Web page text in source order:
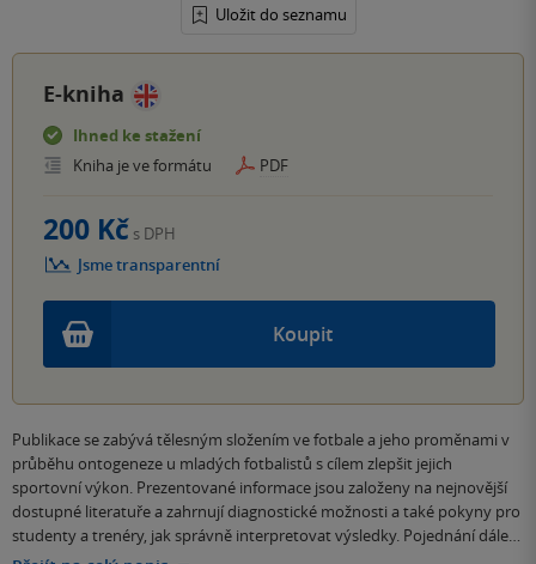
Uložit do seznamu
E-kniha
Ihned ke stažení
Kniha je ve formátu
PDF
Koupit
200 Kč s DPH
Jsme transparentní
Publikace se zabývá tělesným složením ve fotbale a jeho proměnami v
průběhu ontogeneze u mladých fotbalistů s cílem zlepšit jejich
sportovní výkon. Prezentované informace jsou založeny na nejnovější
dostupné literatuře a zahrnují diagnostické možnosti a také pokyny pro
studenty a trenéry, jak správně interpretovat výsledky. Pojednání dále…